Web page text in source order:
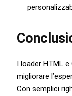
I loader HTML
migliorare
Con semplici